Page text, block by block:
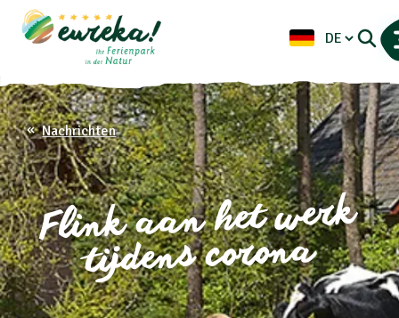
Flink aan het werk
tijdens corona
Nachrichten